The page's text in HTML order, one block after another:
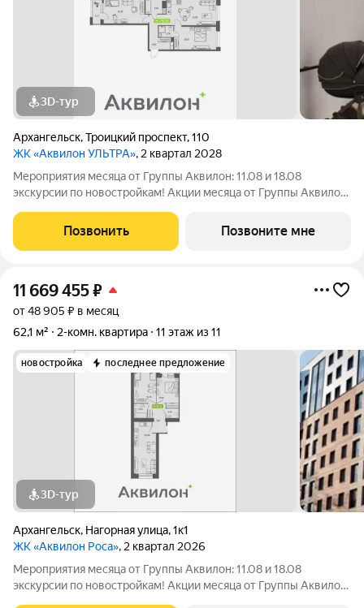
3D-тур
Архангельск,Троицкий проспект,110
ЖК «Аквилон УЛЬТРА», 2 квартал 2028
Мероприятия месяца от Группы Аквилон: 11.08 и 18.08
экскурсии по новостройкам! Акции месяца от Группы Аквилон:
Ставка 1%! Семейная ипотека. ПСК: 5,1-7,3%. Ставка 4%!
Позвонить Позвоните мне
11 669 455₽
от 48 905 ₽ в месяц
62,1 м²
2-комн. квартира 11 этаж из 11
новостройка последнее предложение
3D-тур
Архангельск, Нагорная улица,1к1
ЖК «Аквилон Роса», 2 квартал 2026
Мероприятия месяца от Группы Аквилон: 11.08 и 18.08
экскурсии по новостройкам! Акции месяца от Группы Аквилон: